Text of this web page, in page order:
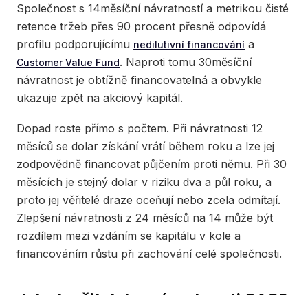
Společnost s 14měsíční návratností a metrikou čisté
retence tržeb přes 90 procent přesně odpovídá
profilu podporujícímu nedilutivní financování a
Customer Value Fund. Naproti tomu 30měsíční
návratnost je obtížně financovatelná a obvykle
ukazuje zpět na akciový kapitál.
Dopad roste přímo s počtem. Při návratnosti 12
měsíců se dolar získání vrátí během roku a lze jej
zodpovědně financovat půjčením proti němu. Při 30
měsících je stejný dolar v riziku dva a půl roku, a
proto jej věřitelé draze oceňují nebo zcela odmítají.
Zlepšení návratnosti z 24 měsíců na 14 může být
rozdílem mezi vzdáním se kapitálu v kole a
financováním růstu při zachování celé společnosti.